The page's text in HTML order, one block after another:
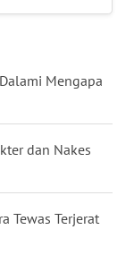
Mengapa
dan Nakes
Tewas Terjerat